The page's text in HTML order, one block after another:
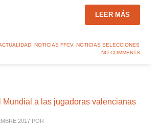
LEER MÁS
, NOTICIAS FFCV, NOTICIAS SELECCIONES
NO COMMENTS
Mundial a las jugadoras valencianas
2017 POR